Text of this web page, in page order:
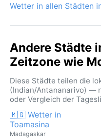
Wetter in allen Städten
Andere Städte
Zeitzone wie
Diese Städte teilen die
(Indian/Antananarivo) —
oder Vergleich der
🇲🇬 Wetter in
Toamasina
Madagaskar